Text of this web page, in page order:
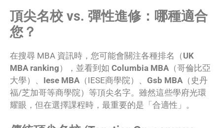
頂尖名校 vs. 彈性進修：哪種適合
您？
在搜尋 MBA 資訊時，您可能會關注各種排名（ UK
MBA ranking ），並看到如 Columbia MBA （哥倫比亞
大學）、 Iese MBA （IESE商學院）、 Gsb MBA （史丹
福/芝加哥等商學院）等頂尖名字。雖然這些學府光環
耀眼，但在選擇課程時，最重要的是「合適性」。